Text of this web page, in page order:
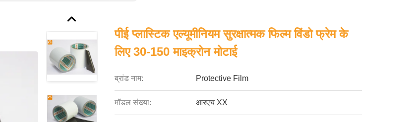
पीई प्लास्टिक एल्यूमीनियम सुरक्षात्मक फिल्म विंडो फ्रेम के
लिए 30-150 माइक्रोन मोटाई
ब्रांड नाम: Protective Film
मॉडल संख्या: आरएच XX